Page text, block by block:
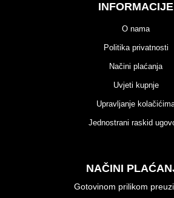
INFORMACIJE
O nama
Politika privatnosti
Načini plaćanja
Uvjeti kupnje
Upravljanje
Jednostrani raskid
NAČINI
Gotovinom prilikom